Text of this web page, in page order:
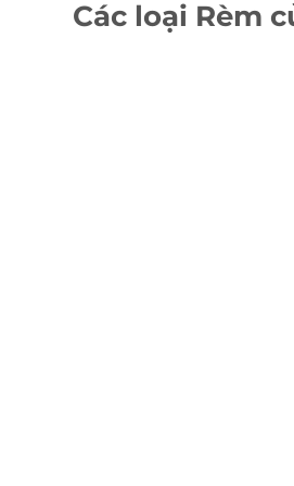
Các loại Rèm